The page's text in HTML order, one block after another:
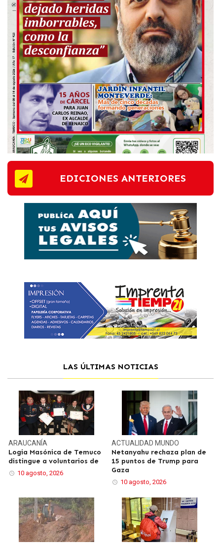
EDICIONES ANTERIORES
LAS ÚLTIMAS NOTICIAS
ARAUCANÍA
Logia Masónica de Temuco
distingue a voluntarios de
10 agosto, 2026
ACTUALIDAD MUNDO
Netanyahu rechaza plan de
15 puntos de Trump para
Gaza
10 agosto, 2026